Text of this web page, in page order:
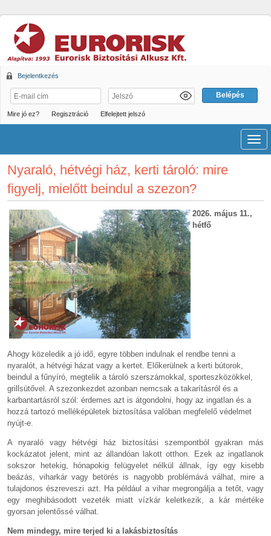
Bejelentkezés
Mire jó ez? Regisztráció Elfelejtett jelszó
Nyaraló, hétvégi ház, kerti tároló: mire
figyelj, mielőtt beindul a szezon?
2026. május 11.,
hétfő
Ahogy közeledik a jó idő, egyre többen indulnak el rendbe tenni a
nyaralót, a hétvégi házat vagy a kertet. Előkerülnek a kerti bútorok,
beindul a fűnyíró, megtelik a tároló szerszámokkal, sporteszközökkel,
grillsütővel. A szezonkezdet azonban nemcsak a takarításról és a
karbantartásról szól: érdemes azt is átgondolni, hogy az ingatlan és a
hozzá tartozó melléképületek biztosítása valóban megfelelő védelmet
nyújt-e.
A nyaraló vagy hétvégi ház biztosítási szempontból gyakran más
kockázatot jelent, mint az állandóan lakott otthon. Ezek az ingatlanok
sokszor hetekig, hónapokig felügyelet nélkül állnak, így egy kisebb
beázás, viharkár vagy betörés is nagyobb problémává válhat, mire a
tulajdonos észreveszi azt. Ha például a vihar megrongálja a tetőt, vagy
egy meghibásodott vezeték miatt vízkár keletkezik, a kár mértéke
gyorsan jelentőssé válhat.
Nem mindegy, mire terjed ki a lakásbiztosítás